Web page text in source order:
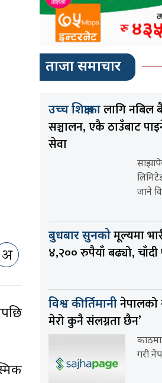
ताजा समाचार
उच्च शिक्षाकालागि नबिल
सञ्चालन, एकै ठाउँबाट
सेवा
जाने
बुधबार सुनकोमूल्यमा
४,२०० रुपैयाँ बढ्यो, चाँदी
विश्व कीर्तिमानीनेपालको
मेरो कुनै संलग्नता छैन’
गरी